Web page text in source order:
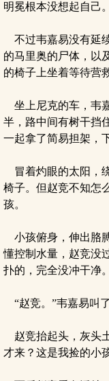
明冕根本没想起自己。
不过韦嘉易没有延
的马里奥的尸体，以
的椅子上坐着等待营
坐上尼克的车，韦
半，路中间有树干挡
一起拿了简易担架，
冒着灼眼的太阳，
椅子。但赵竞不知怎
孩。
小孩俯身，伸出胳
懂控制水量，赵竞没
扑的，完全没冲干净。
“赵竞。”韦嘉易叫
赵竞抬起头，灰头
才来？这是我捡的小